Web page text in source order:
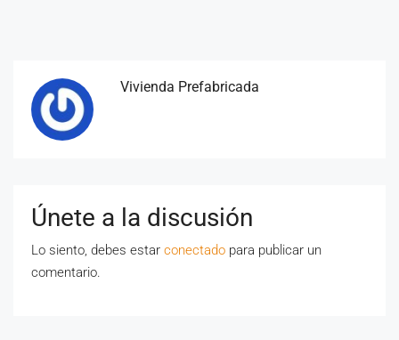
Vivienda Prefabricada
Únete a la discusión
Lo siento, debes estar conectado para publicar un
comentario.